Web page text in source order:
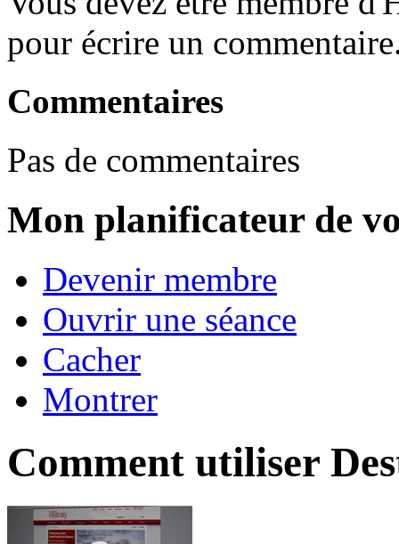
pour écrire un
Commentaires
Pas de commentaires
Mon planificateur de
Devenir membre
Ouvrir une séance
Cacher
Montrer
Comment utiliser